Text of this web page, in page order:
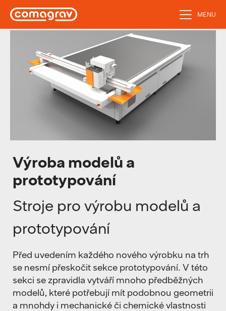
MENU
Výroba modelů a
prototypování
Stroje pro výrobu modelů a
prototypování
Před uvedením každého nového výrobku na trh
se nesmí přeskočit sekce prototypování. V této
sekci se zpravidla vytváří mnoho předběžných
modelů, které potřebují mít podobnou geometrii
a mnohdy i mechanické či chemické vlastnosti